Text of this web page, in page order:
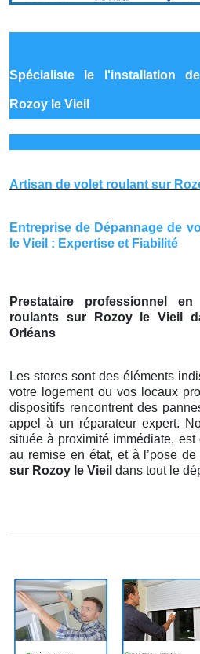
Spécialiste le l'installation
Rozoy le Vieil
Artisan de volet roulant sur
Entreprise de Dépannage de
le Vieil : Expertise et Fiabilité
Prestataire professionnel
roulants sur Rozoy le Vieil
Orléans
Les stores sont des éléments
votre logement ou vos locaux
dispositifs rencontrent des
appel à un réparateur expert.
située à proximité immédiate,
au remise en état, et à l’pose
sur Rozoy le Vieil dans tout le